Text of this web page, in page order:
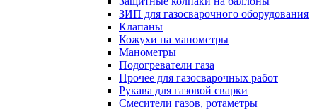
ЗИП для газосварочного оборудования
Клапаны
Кожухи на манометры
Манометры
Подогреватели газа
Прочее для газосварочных работ
Рукава для газовой сварки
Смесители газов, ротаметры